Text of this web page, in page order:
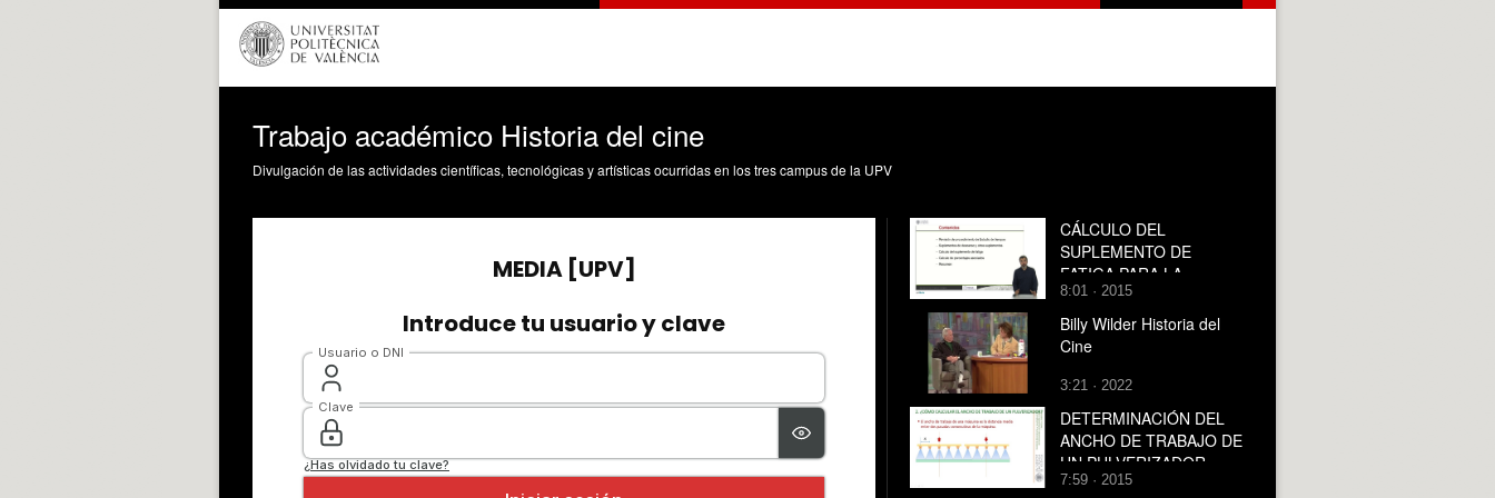
Trabajo académico Historia del cine
Divulgación de las actividades científicas, tecnológicas y artísticas ocurridas en los tres campus de la UPV
CÁLCULO DEL
SUPLEMENTO DE
FATIGA PARA LA
DEFINICIÓN DE
ESTÁNDARES DE
TRABAJO
8:01 · 2015
Billy Wilder Historia del
Cine
3:21 · 2022
DETERMINACIÓN DEL
ANCHO DE TRABAJO DE
UN PULVERIZADOR
7:59 · 2015